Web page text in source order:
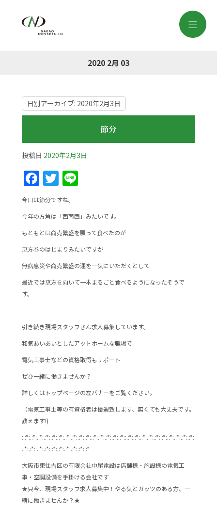
2020 2月 03
日別アーカイブ: 2020年2月3日
節分
投稿日 2020年2月3日
F
a
c
e
b
o
o
k
T
w
itt
er
Li
e
今日は節分ですね。
今年の方角は「西南西」みたいです。
もともとは商売繁盛を願って食べたのが
恵方巻のはじまりみたいですが
無病息災や商売繁盛の運を一気にいただくとして
最近では恵方を向いて一本まるごと食べるようになったそうで
す。
引き続き現場スタッフさん求人募集しています。
和気あいあいとしたアットホームな職場で
電気工事士などの資格取得もサポート
ぜひ一緒に働きませんか？
詳しくはトップページの左バナーをご覧ください。
（電気工事士等の有資格者は優遇致します、無くても大丈夫です。
教えます!)
:.:*:.:*:.:*:.:*:.:*:.:*:.:*:.:*:.:*:.:*:.:*:.:*:.:*:.:*:.:*::.:*:.:*:.:*:.:*:.:*:.:*:.:*:.:*:.:*:.:*:
.:*:.:*::.:*:.:*:.:*:.:*:.:*:.:*:.:*:.:*
大阪市東住吉区の有限会社中尾電設は店舗様・施設様の電気工
事・空調設備を手掛ける会社です
★只今、現場スタッフ求人募集中！やる気とガッツのある方、一
緒に働きませんか？★